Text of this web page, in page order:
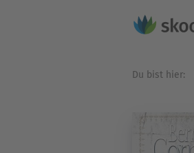
Du bist hier: